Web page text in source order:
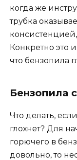
когда же
трубка
Конкретно это
что бензопила
Бензопила
Что делать,
глохнет? Для
горючего в
довольно, то